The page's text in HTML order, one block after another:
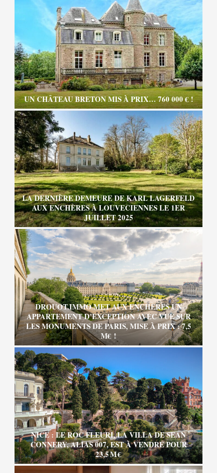
UN CHÂTEAU BRETON MIS À PRIX… 760 000 € !
LA DERNIÈRE DEMEURE DE KARL LAGERFELD
AUX ENCHÈRES À LOUVECIENNES LE 1ER
JUILLET 2025
DROUOT.IMMO MET AUX ENCHÈRES UN
APPARTEMENT D’EXCEPTION AVEC VUE SUR
LES MONUMENTS DE PARIS, MISE À PRIX : 7,5
M€ !
NICE : LE ROC FLEURI, LA VILLA DE SEAN
CONNERY, ALIAS 007, EST À VENDRE POUR
23,5 M €